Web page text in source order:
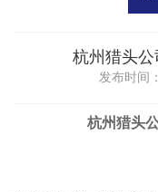
杭州猎头
发布时间
杭州猎头